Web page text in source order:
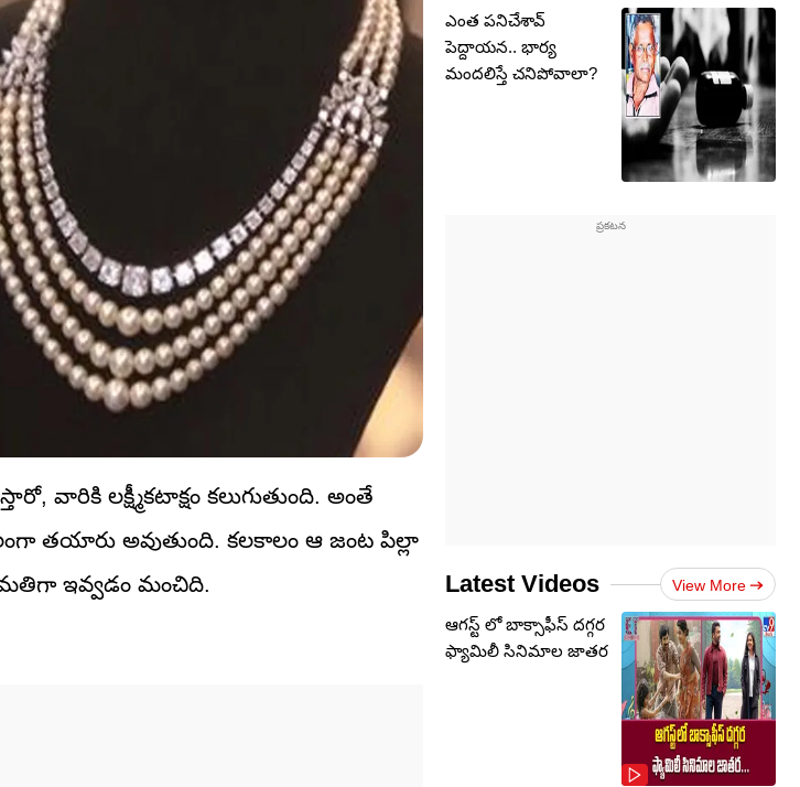
లక్ష్మీకటాక్షం కలుగుతుంది. అంతే
తయారు అవుతుంది. కలకాలం ఆ జంట పిల్లా
ఇవ్వడం మంచిది.
ఎంత పనిచేశావ్
పెద్దాయన.. భార్య
మందలిస్తే చనిపోవాలా?
Latest Videos View More
ఆగస్ట్ లో బాక్సాఫీస్ దగ్గర
ఫ్యామిలీ సినిమాల జాతర